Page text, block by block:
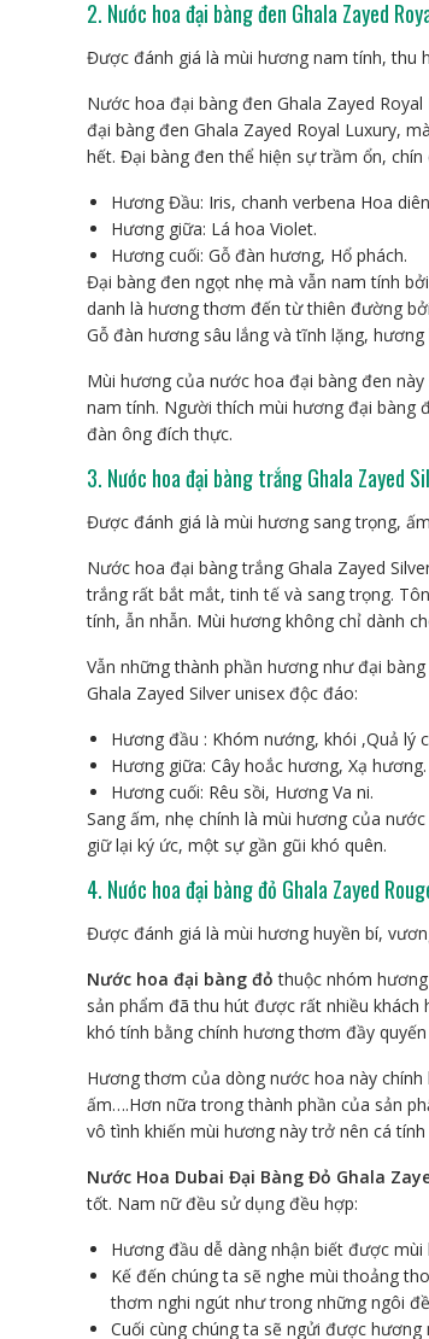
2. Nước hoa đại bàng đen Ghala Zayed
Được đánh giá là mùi hương nam tính, thu
Nước hoa đại bàng đen Ghala Zayed
đại bàng đen Ghala Zayed Royal Luxury,
hết. Đại bàng đen thể hiện sự trầm ổn,
Hương Đầu: Iris, chanh verbena Hoa
Hương giữa: Lá hoa Violet.
Hương cuối: Gỗ đàn hương, Hổ phách.
Đại bàng đen ngọt nhẹ mà vẫn nam tính
danh là hương thơm đến từ thiên đường
Gỗ đàn hương sâu lắng và tĩnh lặng,
Mùi hương của nước hoa đại bàng đen
nam tính. Người thích mùi hương đại bàng
đàn ông đích thực.
3. Nước hoa đại bàng trắng Ghala Zayed
Được đánh giá là mùi hương sang trọng,
Nước hoa đại bàng trắng Ghala Zayed
trắng rất bắt mắt, tinh tế và sang trọng.
tính, ẫn nhẫn. Mùi hương không chỉ dành
Vẫn những thành phần hương như đại
Ghala Zayed Silver unisex độc đáo:
Hương đầu : Khóm nướng, khói ,Quả lý
Hương giữa: Cây hoắc hương, Xạ hương.
Hương cuối: Rêu sồi, Hương Va ni.
Sang ấm, nhẹ chính là mùi hương của
giữ lại ký ức, một sự gần gũi khó quên.
4. Nước hoa đại bàng đỏ Ghala Zayed
Được đánh giá là mùi hương huyền bí,
Nước hoa đại bàng đỏ thuộc nhóm
sản phẩm đã thu hút được rất nhiều
khó tính bằng chính hương thơm đầy
Hương thơm của dòng nước hoa này
ấm….Hơn nữa trong thành phần của sản
vô tình khiến mùi hương này trở nên cá
Nước Hoa Dubai Đại Bàng Đỏ Ghala
tốt. Nam nữ đều sử dụng đều hợp:
Hương đầu dễ dàng nhận biết được
Kế đến chúng ta sẽ nghe mùi thoảng
thơm nghi ngút như trong những ngôi
Cuối cùng chúng ta sẽ ngửi được